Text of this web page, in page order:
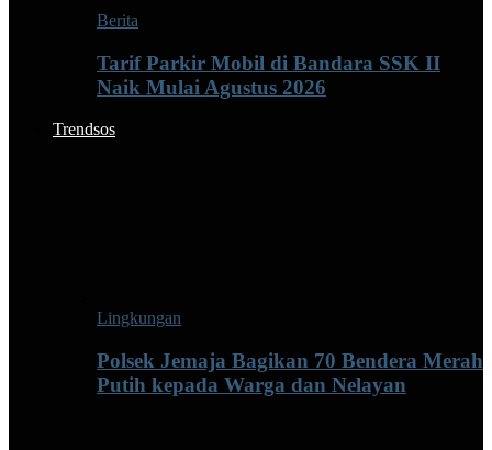
Berita
Tarif Parkir Mobil di Bandara SSK II
Naik Mulai Agustus 2026
Trendsos
Lingkungan
Polsek Jemaja Bagikan 70 Bendera Merah
Putih kepada Warga dan Nelayan